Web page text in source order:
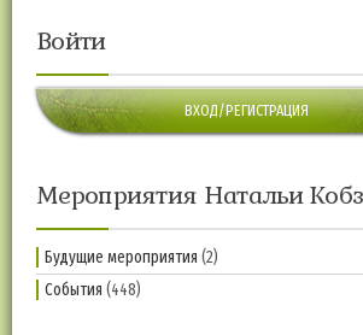
Войти
ВХОД/РЕГИСТРАЦИЯ
Мероприятия Натальи
Будущие мероприятия (2)
События (448)